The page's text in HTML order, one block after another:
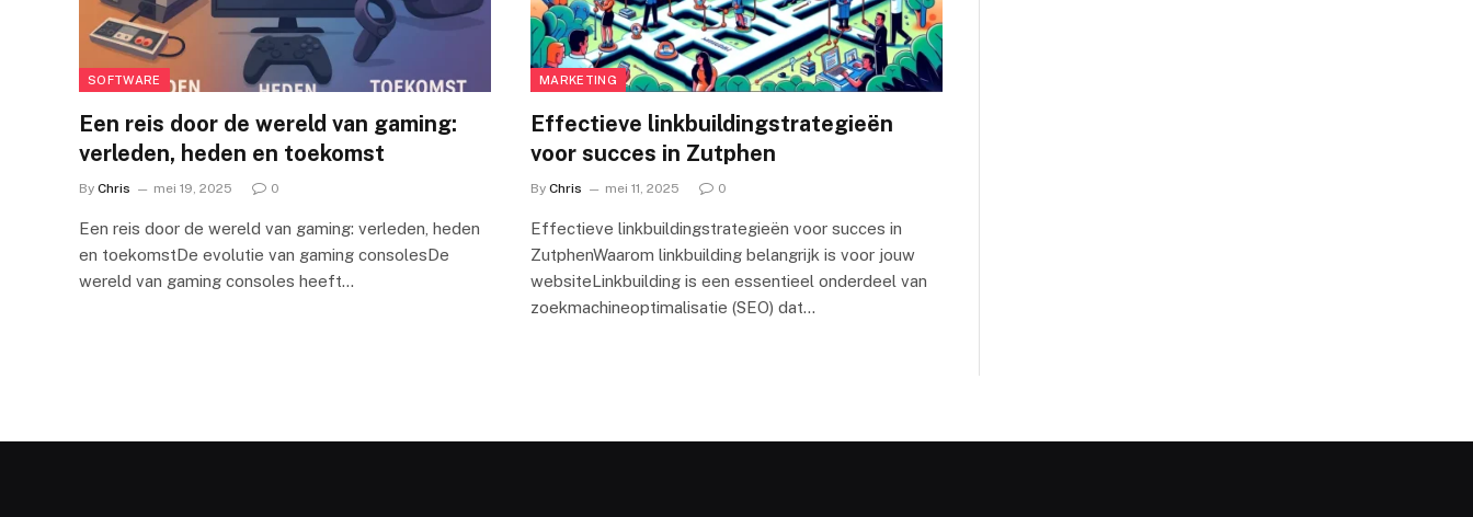
SOFTWARE
Een reis door de wereld van gaming:
verleden, heden en toekomst
By Chris mei 19, 2025 0
Een reis door de wereld van gaming: verleden, heden
en toekomstDe evolutie van gaming consolesDe
wereld van gaming consoles heeft…
MARKETING
Effectieve linkbuildingstrategieën
voor succes in Zutphen
By Chris mei 11, 2025 0
Effectieve linkbuildingstrategieën voor succes in
ZutphenWaarom linkbuilding belangrijk is voor jouw
websiteLinkbuilding is een essentieel onderdeel van
zoekmachineoptimalisatie (SEO) dat…